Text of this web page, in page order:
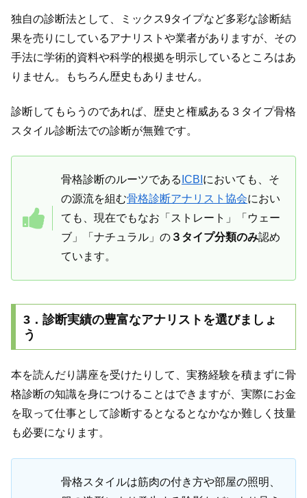
独自の診断法として、ミックス9タイプなど多彩な診断結
果を売りにしているアナリストや業者がありますが、その
手法に学術的資料や科学的根拠を明示しているところはあ
りません。もちろん歴史もありません。
診断してもらうのであれば、歴史と権威ある３タイプ骨格
スタイル診断法での診断が無難です。
骨格診断のルーツである ICBI においても、そ
の源流を組む骨格診断アナリスト協会におい
ても、現在でもなお「ストレート」「ウェー
ブ」「ナチュラル」の ３タイプ分類のみ認め
ています。
3．診断実績の豊富なアナリストを選びましょ
う
本を読んだり講座を受けたりして、実務経験を積まずに骨
格診断の知識を身につけることはできますが、実際にお金
を取って仕事として診断するとなるとなかなか難しく技量
も必要になります。
骨格スタイルは筋肉の付き方や部屋の照明、